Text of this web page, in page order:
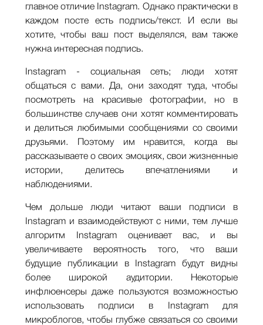
главное отличие Instagram. Однако практически в
каждом посте есть подпись/текст. И если вы
хотите, чтобы ваш пост выделялся, вам также
нужна интересная подпись.
Instagram - социальная сеть; люди хотят
общаться с вами. Да, они заходят туда, чтобы
посмотреть на красивые фотографии, но в
большинстве случаев они хотят комментировать
и делиться любимыми сообщениями со своими
друзьями. Поэтому им нравится, когда вы
рассказываете о своих эмоциях, свои жизненные
истории, делитесь впечатлениями и
наблюдениями.
Чем дольше люди читают ваши подписи в
Instagram и взаимодействуют с ними, тем лучше
алгоритм Instagram оценивает вас, и вы
увеличиваете вероятность того, что ваши
будущие публикации в Instagram будут видны
более широкой аудитории. Некоторые
инфлюенсеры даже пользуются возможностью
использовать подписи в Instagram для
микроблогов, чтобы глубже связаться со своими